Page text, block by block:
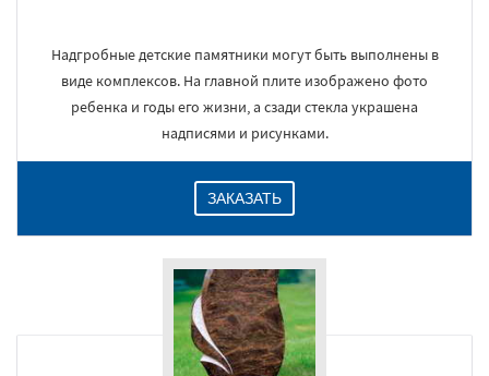
Надгробные детские памятники могут быть выполнены в
виде комплексов. На главной плите изображено фото
ребенка и годы его жизни, а сзади стекла украшена
надписями и рисунками.
ЗАКАЗАТЬ